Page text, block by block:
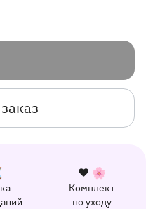
Комплект
по уходу
❤️ 🌸